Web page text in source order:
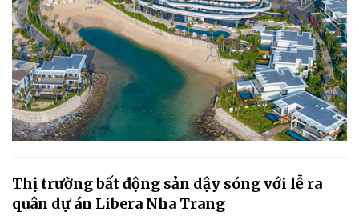
Thị trường bất động sản dậy sóng với lễ ra
quân dự án Libera Nha Trang